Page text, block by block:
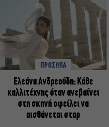
ΠΡΟΣΩΠΑ
Ελεάνα Ανδρεούδη: Κάθε
καλλιτέχνης όταν ανεβαίνει
στη σκηνή οφείλει να
αισθάνεται σταρ